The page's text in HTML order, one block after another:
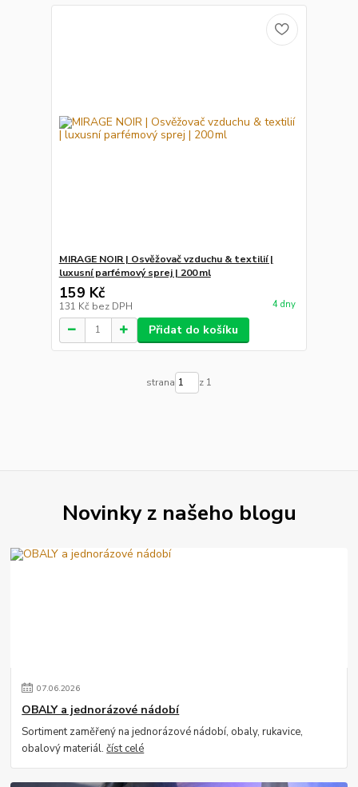
MIRAGE NOIR | Osvěžovač vzduchu & textilií |
luxusní parfémový sprej | 200 ml
159 Kč
131 Kč bez DPH 4 dny
Přidat do košíku
strana z 1
Novinky z našeho blogu
07.06.2026
OBALY a jednorázové nádobí
Sortiment zaměřený na jednorázové nádobí, obaly, rukavice,
obalový materiál.číst celé